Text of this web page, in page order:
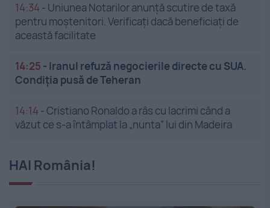
14:34 - Uniunea Notarilor anunță scutire de taxă
pentru moștenitori. Verificați dacă beneficiați de
această facilitate
14:25 - Iranul refuză negocierile directe cu SUA.
Condiția pusă de Teheran
14:14 -Cristiano Ronaldo a râs cu lacrimi când a
văzut ce s-a întâmplat la „nunta” lui din Madeira
HAI România!